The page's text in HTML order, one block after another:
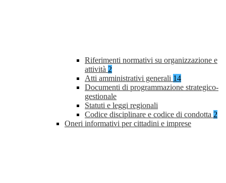
Riferimenti normativi su organizzazione e
attività 2
Atti amministrativi generali 14
Documenti di programmazione strategico-
gestionale
Statuti e leggi regionali
Codice disciplinare e codice di condotta 2
Oneri informativi per cittadini e imprese